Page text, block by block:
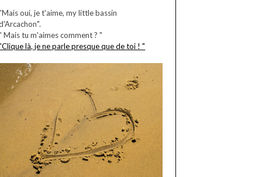
oui, je t'aime, my little bassin
Mais tu m'aimes comment ? "
là, je ne parle presque que de toi ! "